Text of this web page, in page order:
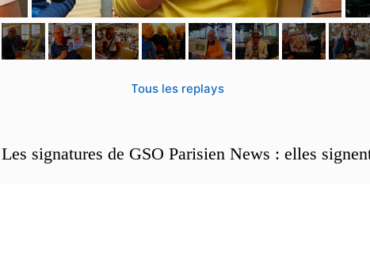
Tous les replays
Les signatures de GSO Parisien News : elles